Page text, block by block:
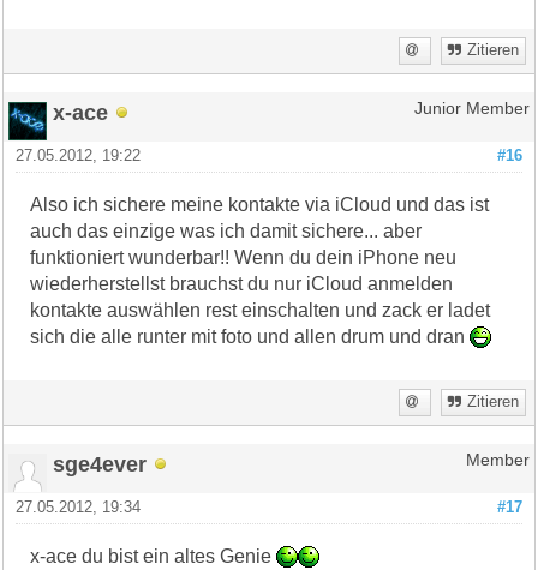
Zitieren
x-ace Junior Member
#16
27.05.2012, 19:22
Also ich sichere meine kontakte via iCloud und das ist
auch das einzige was ich damit sichere... aber
funktioniert wunderbar!! Wenn du dein iPhone neu
wiederherstellst brauchst du nur iCloud anmelden
kontakte auswählen rest einschalten und zack er ladet
sich die alle runter mit foto und allen drum und dran
Zitieren
sge4ever Member
#17
27.05.2012, 19:34
x-ace du bist ein altes Genie